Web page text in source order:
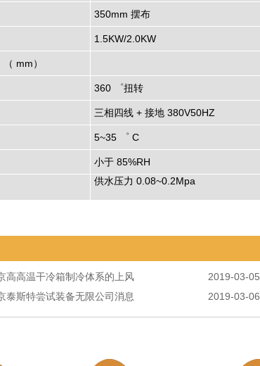
350mm 摆布
1.5KW/2.0KW
mm）
360 ゜扭转
三相四线 + 接地 380V50HZ
5~35 ゜ C
小于 85%RH
供水压力 0.08~0.2Mpa
高高温干冷箱制冷体系的上风 2019-03-05
泰斯特尝试装备无限公司消息 2019-03-06